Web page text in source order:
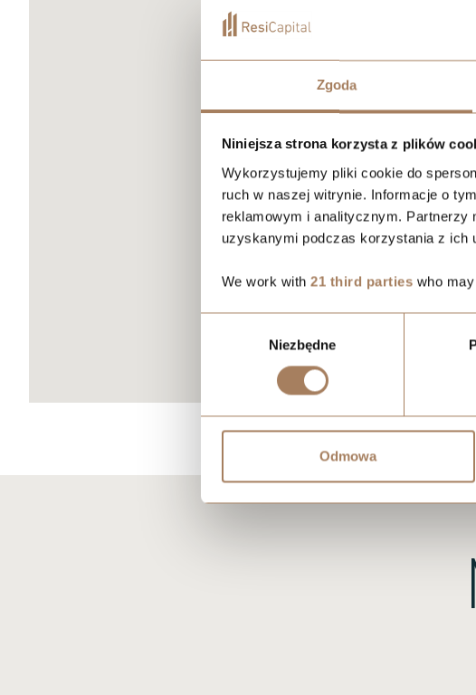
Zgoda
Niniejsza strona korzysta z plików
Wykorzystujemy pliki cookie do
ruch w naszej witrynie. Informacje o
reklamowym i analitycznym. Partnerzy
uzyskanymi podczas korzystania z ich
We work with 21 third parties who
Niezbędne
Odmowa